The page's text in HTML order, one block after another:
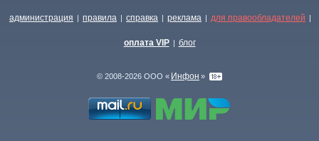
администрация | правила | справка | реклама | для правообладателей |
оплата VIP | блог
© 2008-2026 ООО « Инфон »